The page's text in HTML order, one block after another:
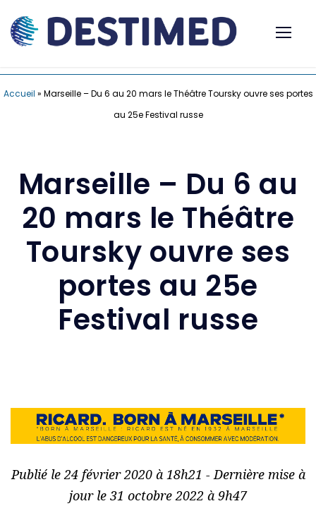
Accueil » Marseille – Du 6 au 20 mars le Théâtre Toursky ouvre ses portes
au 25e Festival russe
Marseille – Du 6 au
20 mars le Théâtre
Toursky ouvre ses
portes au 25e
Festival russe
Publié le 24 février 2020 à 18h21 - Dernière mise à
jour le 31 octobre 2022 à 9h47